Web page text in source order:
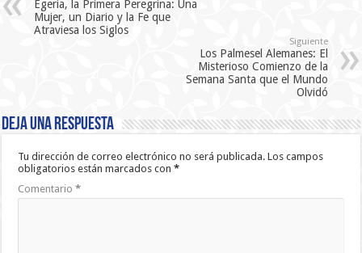
Egeria, la Primera Peregrina: Una
Mujer, un Diario y la Fe que
Atraviesa los Siglos
Siguiente
Los Palmesel Alemanes: El
Misterioso Comienzo de la
Semana Santa que el Mundo
Olvidó
Deja una respuesta
Tu dirección de correo electrónico no será publicada. Los campos
obligatorios están marcados con*
Comentario*